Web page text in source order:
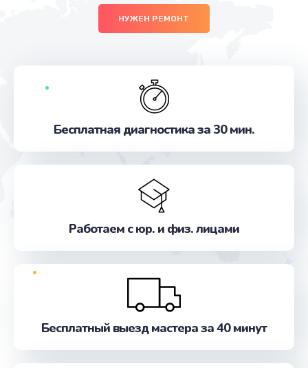
НУЖЕН РЕМОНТ
Бесплатная диагностика за 30 мин.
Работаем с юр. и физ. лицами
Бесплатный выезд мастера за 40 минут